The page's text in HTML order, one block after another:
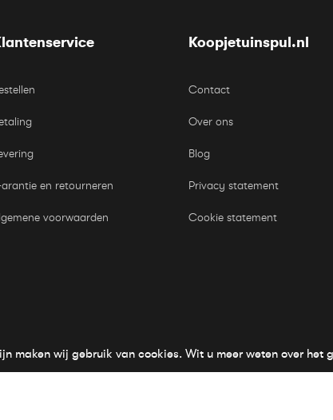
maken wij gebruik van cookies. Wit u meer weten over het
en retourneren
voorwaarden
Koopjetuinspul.nl
Contact
Over ons
Blog
Privacy statement
Cookie statement